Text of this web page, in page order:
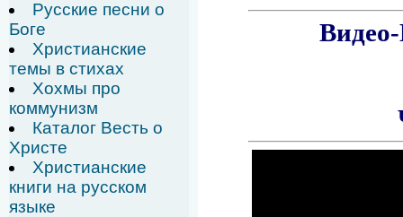
Русские песни о
Боге
Христианские
темы в стихах
Хохмы про
коммунизм
Каталог Весть о
Христе
Христианские
книги на русском
языке